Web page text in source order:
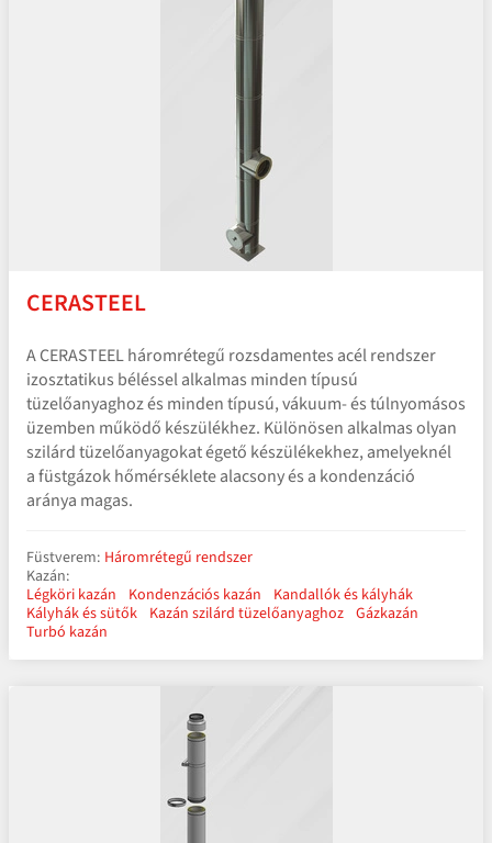
CERASTEEL
A CERASTEEL háromrétegű rozsdamentes acél rendszer
izosztatikus béléssel alkalmas minden típusú
tüzelőanyaghoz és minden típusú, vákuum- és túlnyomásos
üzemben működő készülékhez. Különösen alkalmas olyan
szilárd tüzelőanyagokat égető készülékekhez, amelyeknél
a füstgázok hőmérséklete alacsony és a kondenzáció
aránya magas.
Füstverem: Háromrétegű rendszer
Kazán:
Légköri kazán
Kondenzációs kazán
Kandallók és kályhák
Kályhák és sütők Kazán szilárd tüzelőanyaghoz Gázkazán
Turbó kazán